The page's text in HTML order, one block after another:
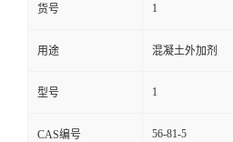
货号 1
用途 混凝土外加剂
型号 1
CAS编号 56-81-5